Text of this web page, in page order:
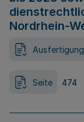
Nordrhein-
Seite 474